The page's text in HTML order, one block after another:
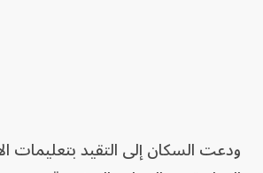
ودعت السكان إلى التقيد بتعليمات